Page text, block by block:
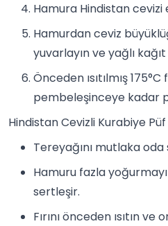
Hamura Hindistan cevizi
Hamurdan ceviz
yuvarlayın ve yağlı
Önceden ısıtılmış
pembeleşinceye kadar
Hindistan Cevizli Kurabiye
Tereyağını mutlaka oda
Hamuru fazla
sertleşir.
Fırını önceden ısıtın